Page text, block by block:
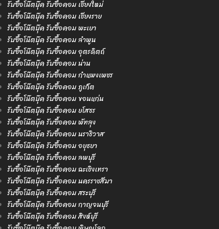
รับซื้อโน๊ตบุ๊ค รับซื้อคอม เชียงใหม่
รับซื้อโน๊ตบุ๊ค รับซื้อคอม เชียงราย
รับซื้อโน๊ตบุ๊ค รับซื้อคอม พะเยา
รับซื้อโน๊ตบุ๊ค รับซื้อคอม ลำพูน
รับซื้อโน๊ตบุ๊ค รับซื้อคอม อุตรดิตถ์
รับซื้อโน๊ตบุ๊ค รับซื้อคอม น่าน
รับซื้อโน๊ตบุ๊ค รับซื้อคอม กำแพงเพชร
รับซื้อโน๊ตบุ๊ค รับซื้อคอม ภูเก็ต
รับซื้อโน๊ตบุ๊ค รับซื้อคอม ขอนแก่น
รับซื้อโน๊ตบุ๊ค รับซื้อคอม ยโสธร
รับซื้อโน๊ตบุ๊ค รับซื้อคอม พัทลุง
รับซื้อโน๊ตบุ๊ค รับซื้อคอม นราธิวาส
รับซื้อโน๊ตบุ๊ค รับซื้อคอม อยุธยา
รับซื้อโน๊ตบุ๊ค รับซื้อคอม ลพบุรี
รับซื้อโน๊ตบุ๊ค รับซื้อคอม ฉะเชิงเทรา
รับซื้อโน๊ตบุ๊ค รับซื้อคอม นครราชสีมา
รับซื้อโน๊ตบุ๊ค รับซื้อคอม สระบุรี
รับซื้อโน๊ตบุ๊ค รับซื้อคอม กาญจนบุรี
รับซื้อโน๊ตบุ๊ค รับซื้อคอม สิงห์บุรี